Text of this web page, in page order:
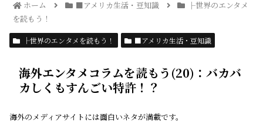
ホーム ■アメリカ生活・豆知識
├世界のエンタメ
を読もう！
├世界のエンタメを読もう！ ■アメリカ生活・豆知識
海外エンタメコラムを読もう(20)：バカバ
カしくもすんごい特許！？
海外のメディアサイトには面白いネタが満載です。